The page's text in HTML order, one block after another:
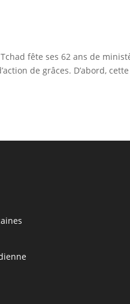
fête ses 62 ans de
de grâces. D’abord, cette